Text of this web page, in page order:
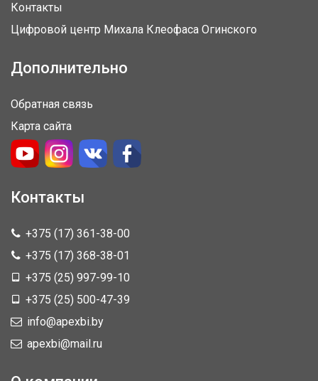
Контакты
Цифровой центр Михала Клеофаса Огинского
Дополнительно
Обратная связь
Карта сайта
Контакты
+375 (17) 361-38-00
+375 (17) 368-38-01
+375 (25) 997-99-10
+375 (25) 500-47-39
info@apexbi.by
apexbi@mail.ru